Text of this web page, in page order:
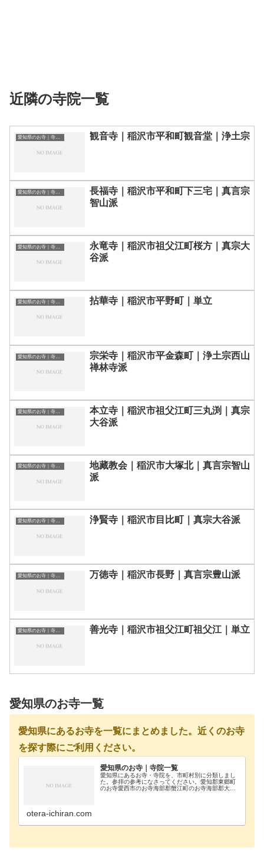
近隣の寺院一覧
愛知県のお寺｜寺院一覧 観音寺｜稲沢市平和町観音堂｜浄土宗
愛知県のお寺｜寺院一覧
長福寺｜稲沢市平和町下三宅｜真言宗
智山派
愛知県のお寺｜寺院一覧
永竜寺｜稲沢市祖父江町桜方｜真宗大
谷派
愛知県のお寺｜寺院一覧 拈華寺｜稲沢市平野町｜単立
愛知県のお寺｜寺院一覧
宗栄寺｜稲沢市平金森町｜浄土宗西山
禅林寺派
愛知県のお寺｜寺院一覧
本立寺｜稲沢市祖父江町三丸渕｜真宗
大谷派
愛知県のお寺｜寺院一覧
地藏教会｜稲沢市大塚北｜真言宗智山
派
愛知県のお寺｜寺院一覧 浄賢寺｜稲沢市目比町｜真宗大谷派
愛知県のお寺｜寺院一覧 万徳寺｜稲沢市長野｜真言宗豊山派
愛知県のお寺｜寺院一覧 善光寺｜稲沢市祖父江町祖父江｜単立
愛知県のお寺一覧
愛知県にあるお寺を一覧にまとめました。近くのお寺
を探す際にご利用ください。
愛知県のお寺｜寺院一覧
愛知県にあるお寺・寺院を、市町村別に分類しまし
た。参拝の参考になさってください。愛知郡東郷町
のお寺愛西市のお寺海部郡蟹江町のお寺海部郡大治
otera-ichiran.com